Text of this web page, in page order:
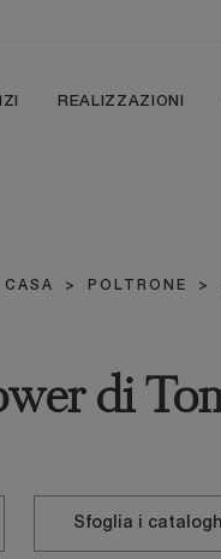
REALIZZAZIONI
CASA > POLTRONE >
di
Sfoglia i